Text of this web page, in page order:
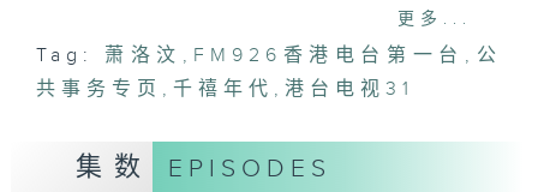
访问：观塘区议员 李嘉恒
访问：香港物业管理公司协会公共关系委员
更多...
Tag: 萧洛汶 , FM926香港电台第一台 , 公
共事务专页 ,千禧年代 ,港台电视31
集数 EPISODES